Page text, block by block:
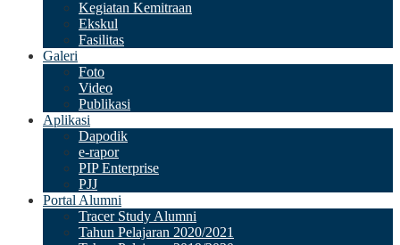
Kegiatan Kemitraan
Ekskul
Fasilitas
Galeri
Foto
Video
Publikasi
Aplikasi
Dapodik
e-rapor
PIP Enterprise
PJJ
Portal Alumni
Tracer Study Alumni
Tahun Pelajaran 2020/2021